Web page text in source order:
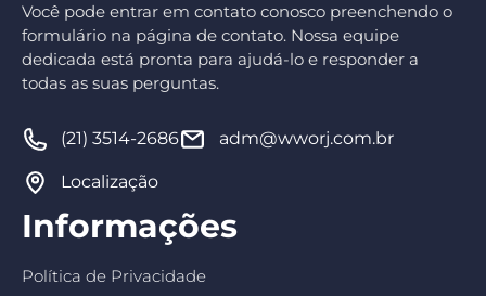
Você pode entrar em contato conosco preenchendo o
formulário na página de contato. Nossa equipe
dedicada está pronta para ajudá-lo e responder a
todas as suas perguntas.
(21) 3514-2686 adm@wworj.com.br
Localização
Informações
Política de Privacidade